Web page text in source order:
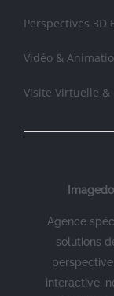
Perspectives 3D
Vidéo &
Visite Virtuelle
Agence
solutions
interactive,